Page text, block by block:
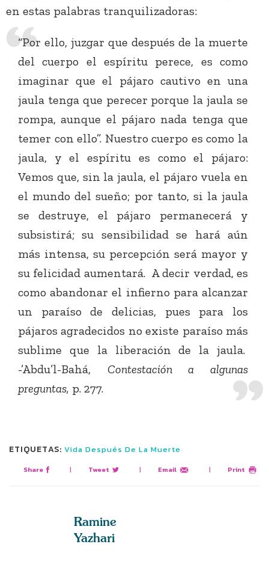
en estas palabras tranquilizadoras:
“Por ello, juzgar que después de la muerte
del cuerpo el espíritu perece, es como
imaginar que el pájaro cautivo en una
jaula tenga que perecer porque la jaula se
rompa, aunque el pájaro nada tenga que
temer con ello”. Nuestro cuerpo es como la
jaula, y el espíritu es como el pájaro:
Vemos que, sin la jaula, el pájaro vuela en
el mundo del sueño; por tanto, si la jaula
se destruye, el pájaro permanecerá y
subsistirá; su sensibilidad se hará aún
más intensa, su percepción será mayor y
su felicidad aumentará. A decir verdad, es
como abandonar el infierno para alcanzar
un paraíso de delicias, pues para los
pájaros agradecidos no existe paraíso más
sublime que la liberación de la jaula.
-’Abdu’l-Bahá, Contestación a algunas
preguntas, p. 277.
ETIQUETAS: Vida Después De La Muerte
Share | Tweet | Email | Print
Ramine
Yazhari